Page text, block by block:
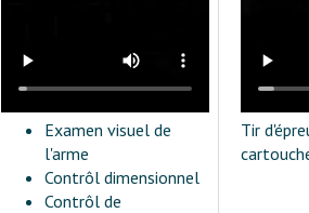
Examen visuel de
l'arme
Contrôl dimensionnel
Contrôl de
Tir